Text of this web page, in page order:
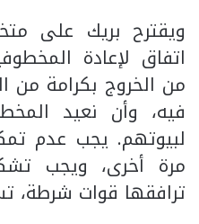
ويقترح بريك على
اتفاق لإعادة
من الخروج بكرامة من
فيه، وأن نعيد
لبيوتهم. يجب عدم
مرة أخرى، ويجب
ترافقها قوات شرطة،